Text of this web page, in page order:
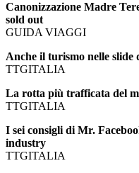
Canonizzazione Madre
sold out
GUIDA VIAGGI
Anche il turismo nelle slide
TTGITALIA
La rotta più trafficata del
TTGITALIA
I sei consigli di Mr.
industry
TTGITALIA